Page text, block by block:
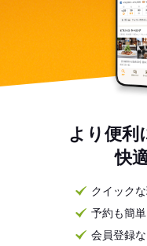
より便利
快
クイック
予約も簡
会員登録